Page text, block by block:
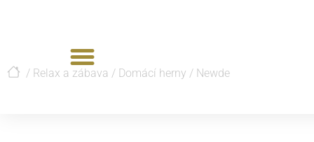
/ Relax a zábava / Domácí herny / Newde